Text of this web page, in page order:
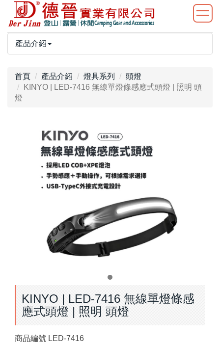
產品介紹
首頁 產品介紹 燈具系列
頭燈
KINYO | LED-7416 無線單燈條感應式頭燈 | 照明 頭
燈
KINYO | LED-7416 無線單燈條感
應式頭燈 | 照明 頭燈
商品編號 LED-7416